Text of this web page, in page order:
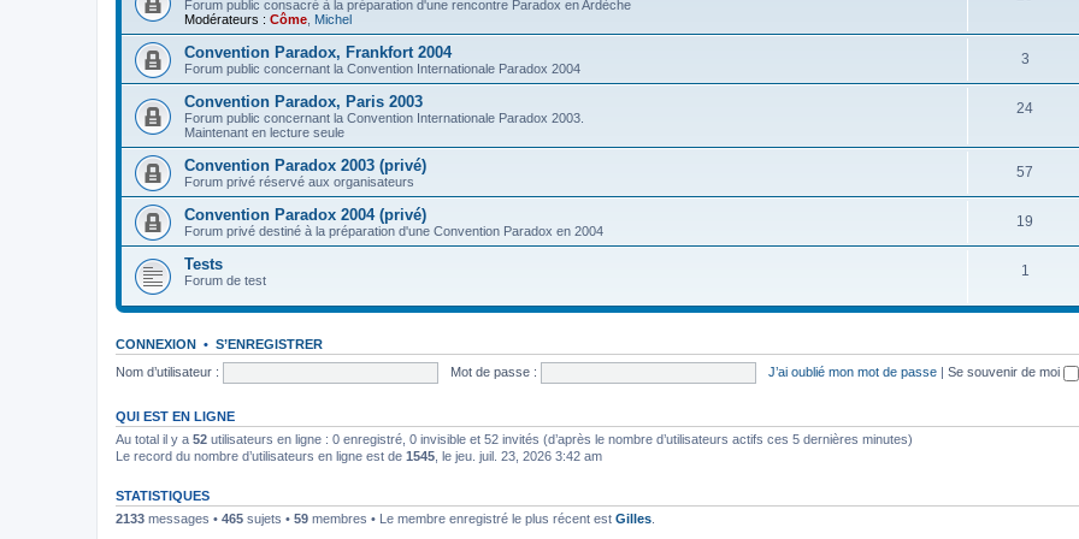
Forum public consacré à la préparation d'une rencontre Paradox en Ardèche
Modérateurs : Côme Michel
Convention Paradox, Frankfort 2004
Forum public concernant la Convention Internationale Paradox 2004
3
Convention Paradox, Paris 2003
Forum public concernant la Convention Internationale Paradox 2003.
Maintenant en lecture seule
24
Convention Paradox 2003 (privé)
Forum privé réservé aux organisateurs
57
Convention Paradox 2004 (privé)
Forum privé destiné à la préparation d'une Convention Paradox en 2004
19
Tests
Forum de test
1
CONNEXION • S’ENREGISTRER
Nom d’utilisateur :
Mot de passe : J’ai oublié mon mot de passe | Se souvenir de moi
QUI EST EN LIGNE
Au total il y a 52 utilisateurs en ligne : 0 enregistré, 0 invisible et 52 invités (d’après le nombre d’utilisateurs actifs ces 5 dernières minutes)
Le record du nombre d’utilisateurs en ligne est de 1545 , le jeu. juil. 23, 2026 3:42 am
STATISTIQUES
2133 messages • 465 sujets • 59 membres • Le membre enregistré le plus récent est Gilles